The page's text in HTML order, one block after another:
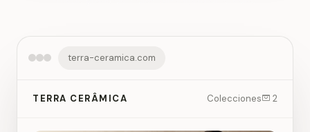
terra-ceramica.com
TERRA CERÂMICA Colecciones 2